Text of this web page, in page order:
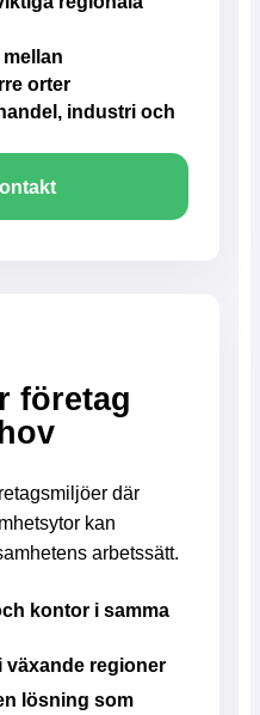
orter
industri och
företag
där
kan
arbetssätt.
kontor i samma
växande regioner
lösning som